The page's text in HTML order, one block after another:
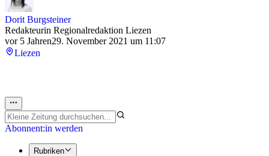
Dorit Burgsteiner
Redakteurin Regionalredaktion Liezen
vor 5 Jahren29. November 2021 um 11:07
Liezen
Abonnent:in werden
Rubriken